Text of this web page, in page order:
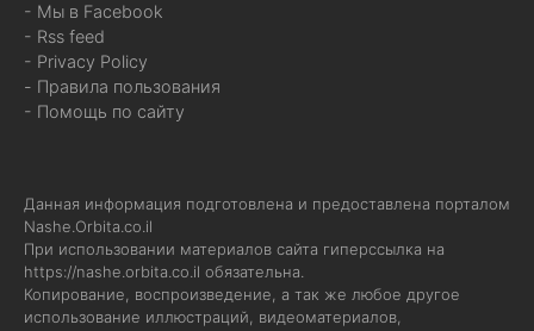
- Мы в Facebook
- Rss feed
- Privacy Policy
- Правила пользования
- Помощь по сайту
Данная информация подготовлена и предоставлена порталом
Nashe.Orbita.co.il
При использовании материалов сайта гиперссылка на
https://nashe.orbita.co.il обязательна.
Копирование, воспроизведение, а так же любое другое
использование иллюстраций, видеоматериалов,